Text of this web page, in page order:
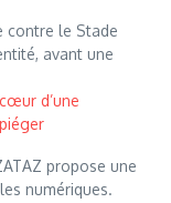
contre le Stade
avant une
d’une
propose une
numériques.